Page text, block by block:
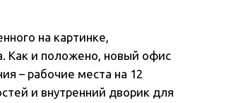
на картинке,
Как и положено, новый офис
– рабочие места на 12
и внутренний дворик для